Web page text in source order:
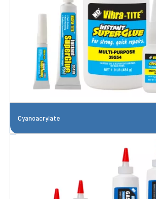
Cyanoacrylate